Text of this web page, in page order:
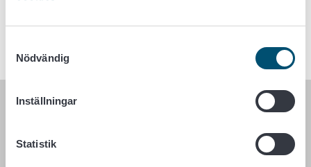
Nödvändig
Inställningar
Statistik
Frågor om fakturor skickade av Livsmedelsverket.
PB 100